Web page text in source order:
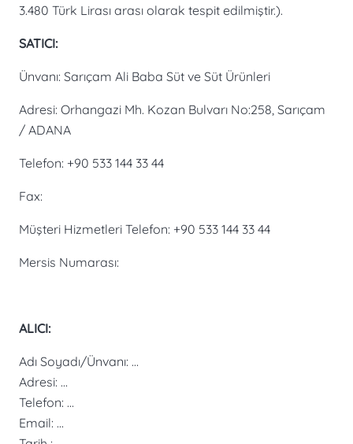
3.480 Türk Lirası arası olarak tespit edilmiştir.).
SATICI:
Ünvanı: Sarıçam Ali Baba Süt ve Süt Ürünleri
Adresi: Orhangazi Mh. Kozan Bulvarı No:258, Sarıçam
/ ADANA
Telefon: +90 533 144 33 44
Fax:
Müşteri Hizmetleri Telefon: +90 533 144 33 44
Mersis Numarası:
ALICI:
Adı Soyadı/Ünvanı: …
Adresi: …
Telefon: …
Email: …